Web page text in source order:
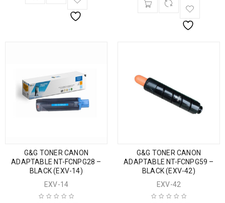
G&G TONER CANON
ADAPTABLE NT-FCNPG28 –
BLACK (EXV-14)
EXV-14
G&G TONER CANON
ADAPTABLE NT-FCNPG59 –
BLACK (EXV-42)
EXV-42